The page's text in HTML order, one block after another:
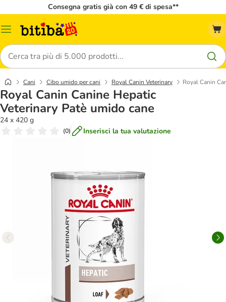
Consegna gratis già con 49 € di spesa**
Overview
Cerca
Cani Cibo umido per cani Royal Canin Veterinary Royal Canin
Royal Canin Canine Hepatic
Veterinary Patè umido cane
24 x 420 g
(0) Inserisci la tua valutazione